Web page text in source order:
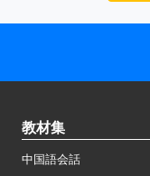
教材集
中国語会話